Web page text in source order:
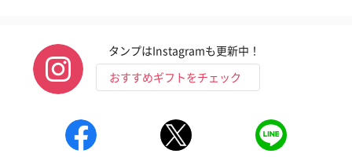
タンプはInstagramも更新中！
おすすめギフトをチェック